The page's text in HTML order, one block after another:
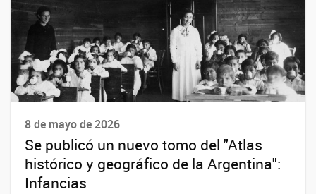
8 de mayo de 2026
Se publicó un nuevo tomo del "Atlas
histórico y geográfico de la Argentina":
Infancias